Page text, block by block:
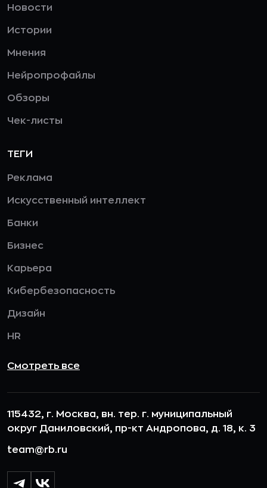
Новости
Истории
Мнения
Нейропрофайлы
Обзоры
Чек-листы
ТЕГИ
Реклама
Искусственный интеллект
Банки
Бизнес
Карьера
Кибербезопасность
Дизайн
HR
Смотреть все
115432, г. Москва, вн. тер. г. муниципальный
округ Даниловский, пр-кт Андропова, д. 18, к. 3
team@rb.ru